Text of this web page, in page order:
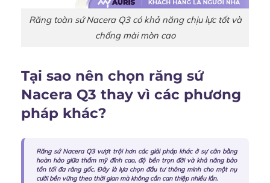
Răng toàn sứ Nacera Q3 có khả năng chịu lực tốt và
chống mài mòn cao
Tại sao nên chọn răng sứ
Nacera Q3 thay vì các phương
pháp khác?
Răng sứ Nacera Q3 vượt trội hơn các giải pháp khác ở sự cân bằng
hoàn hảo giữa thẩm mỹ đỉnh cao, độ bền trọn đời và khả năng bảo
tồn tối đa răng gốc. Đây là lựa chọn đầu tư thông minh cho một nụ
cười bền vững theo thời gian mà không cần can thiệp nhiều lần.